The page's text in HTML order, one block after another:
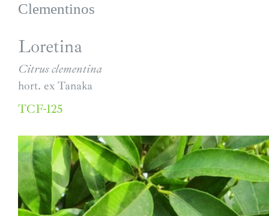
Clementinos
Loretina
Citrus clementina
hort. ex Tanaka
TCF-125